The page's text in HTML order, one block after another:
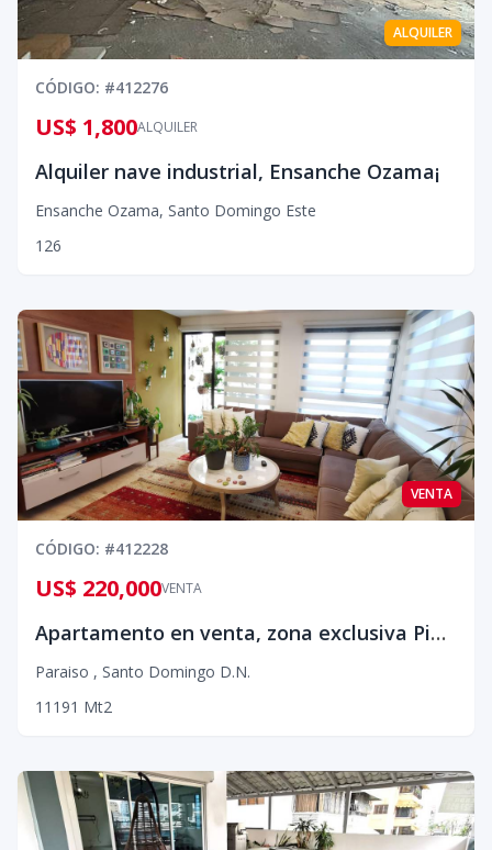
ALQUILER
CÓDIGO: #412276
ALQUILER
US$ 1,800
Alquiler nave industrial, Ensanche Ozama¡
Ensanche Ozama, Santo Domingo Este
1 26
VENTA
CÓDIGO: #412228
VENTA
US$ 220,000
Apartamento en venta, zona exclusiva Piantini¡¡¡
Paraiso , Santo Domingo D.N.
1 1 191 Mt2